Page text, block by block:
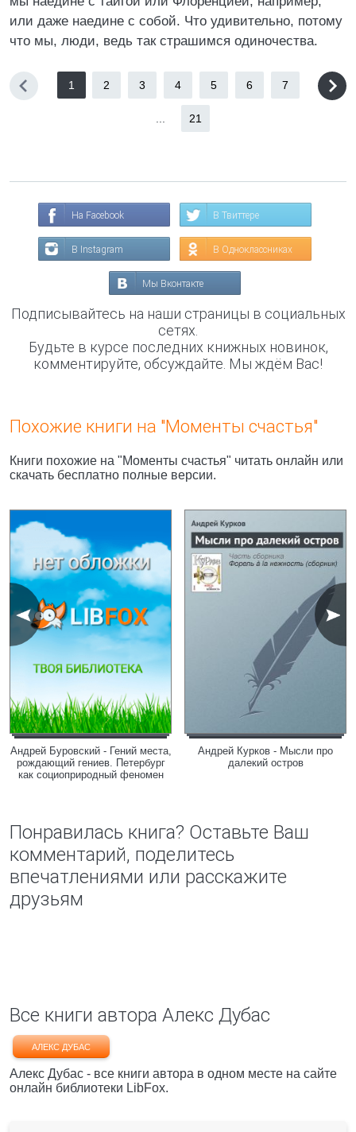
или даже наедине с собой. Что удивительно, потому
что мы, люди, ведь так страшимся одиночества.
1 2 3 4 5 6 7
21
На Facebook В Твиттере
В Instagram В Одноклассниках
Мы Вконтакте
Подписывайтесь на наши страницы в социальных
сетях.
Будьте в курсе последних книжных новинок,
комментируйте, обсуждайте. Мы ждём Вас!
Похожие книги на "Моменты счастья"
Книги похожие на "Моменты счастья" читать онлайн или
скачать бесплатно полные версии.
Андрей Буровский - Гений места,
рождающий гениев. Петербург
как социоприродный феномен
Андрей Курков - Мысли про
далекий остров
Понравилась книга? Оставьте Ваш
комментарий, поделитесь
впечатлениями или расскажите
друзьям
Все книги автора Алекс Дубас
АЛЕКС ДУБАС
Алекс Дубас - все книги автора в одном месте на сайте
онлайн библиотеки LibFox.